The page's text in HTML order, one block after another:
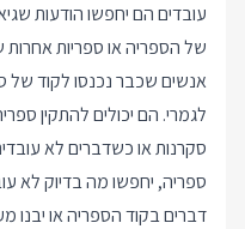
עובדים הם יחפשו הודעות
של הספריה או ספריות
אנשים שכבר נכנסו לקוד של
לגמרי. הם יכולים להתקין
סקרנות או כשדברים לא
דברים בקוד הספריה או יבנו